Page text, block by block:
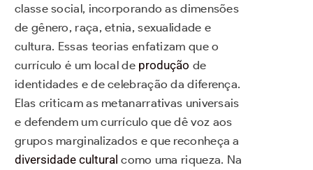
classe social, incorporando as dimensões
de gênero, raça, etnia, sexualidade e
cultura. Essas teorias enfatizam que o
currículo é um local de produção de
identidades e de celebração da diferença.
Elas criticam as metanarrativas universais
e defendem um currículo que dê voz aos
grupos marginalizados e que reconheça a
diversidade cultural como uma riqueza. Na